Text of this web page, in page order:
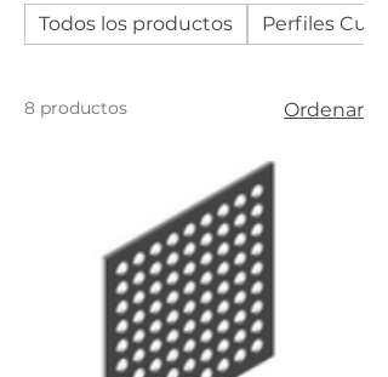
Todos los productos Perfiles
8 productos Ordenar